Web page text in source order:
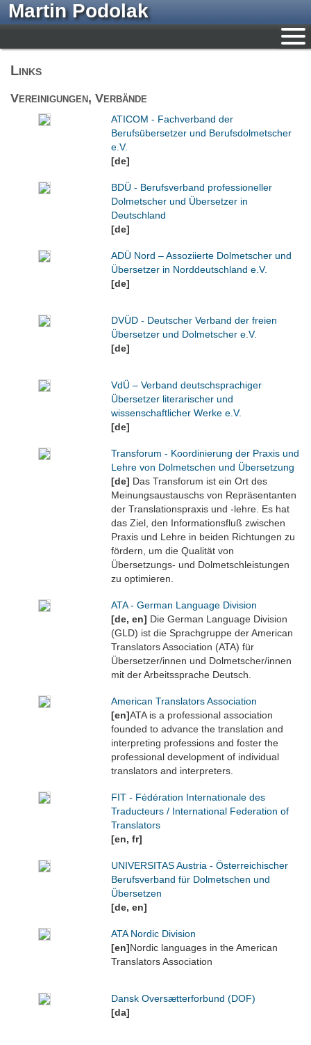
Martin Podolak
Links
Vereinigungen, Verbände
ATICOM - Fachverband der
Berufsübersetzer und Berufsdolmetscher
e.V.
[de]
BDÜ - Berufsverband professioneller
Dolmetscher und Übersetzer in
Deutschland
[de]
ADÜ Nord – Assoziierte Dolmetscher und
Übersetzer in Norddeutschland e.V.
[de]
DVÜD - Deutscher Verband der freien
Übersetzer und Dolmetscher e.V.
[de]
VdÜ – Verband deutschsprachiger
Übersetzer literarischer und
wissenschaftlicher Werke e.V.
[de]
Transforum - Koordinierung der Praxis und
Lehre von Dolmetschen und Übersetzung
[de] Das Transforum ist ein Ort des
Meinungsaustauschs von Repräsentanten
der Translationspraxis und -lehre. Es hat
das Ziel, den Informationsfluß zwischen
Praxis und Lehre in beiden Richtungen zu
fördern, um die Qualität von
Übersetzungs- und Dolmetschleistungen
zu optimieren.
ATA - German Language Division
[de, en] Die German Language Division
(GLD) ist die Sprachgruppe der American
Translators Association (ATA) für
Übersetzer/innen und Dolmetscher/innen
mit der Arbeitssprache Deutsch.
American Translators Association
[en]ATA is a professional association
founded to advance the translation and
interpreting professions and foster the
professional development of individual
translators and interpreters.
FIT - Fédération Internationale des
Traducteurs / International Federation of
Translators
[en, fr]
UNIVERSITAS Austria - Österreichischer
Berufsverband für Dolmetschen und
Übersetzen
[de, en]
ATA Nordic Division
[en]Nordic languages in the American
Translators Association
Dansk Oversætterforbund (DOF)
[da]